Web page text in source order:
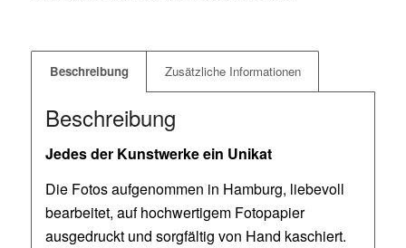
Beschreibung Zusätzliche Informationen
Beschreibung
Jedes der Kunstwerke ein Unikat
Die Fotos aufgenommen in Hamburg, liebevoll
bearbeitet, auf hochwertigem Fotopapier
ausgedruckt und sorgfältig von Hand kaschiert.